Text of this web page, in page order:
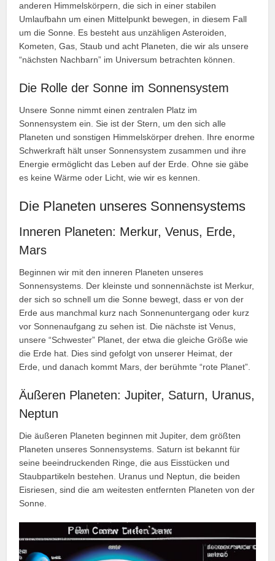
anderen Himmelskörpern, die sich in einer stabilen
Umlaufbahn um einen Mittelpunkt bewegen, in diesem Fall
um die Sonne. Es besteht aus unzähligen Asteroiden,
Kometen, Gas, Staub und acht Planeten, die wir als unsere
“nächsten Nachbarn” im Universum betrachten können.
Die Rolle der Sonne im Sonnensystem
Unsere Sonne nimmt einen zentralen Platz im
Sonnensystem ein. Sie ist der Stern, um den sich alle
Planeten und sonstigen Himmelskörper drehen. Ihre enorme
Schwerkraft hält unser Sonnensystem zusammen und ihre
Energie ermöglicht das Leben auf der Erde. Ohne sie gäbe
es keine Wärme oder Licht, wie wir es kennen.
Die Planeten unseres Sonnensystems
Inneren Planeten: Merkur, Venus, Erde,
Mars
Beginnen wir mit den inneren Planeten unseres
Sonnensystems. Der kleinste und sonnennächste ist Merkur,
der sich so schnell um die Sonne bewegt, dass er von der
Erde aus manchmal kurz nach Sonnenuntergang oder kurz
vor Sonnenaufgang zu sehen ist. Die nächste ist Venus,
unsere “Schwester” Planet, der etwa die gleiche Größe wie
die Erde hat. Dies sind gefolgt von unserer Heimat, der
Erde, und danach kommt Mars, der berühmte “rote Planet”.
Äußeren Planeten: Jupiter, Saturn, Uranus,
Neptun
Die äußeren Planeten beginnen mit Jupiter, dem größten
Planeten unseres Sonnensystems. Saturn ist bekannt für
seine beeindruckenden Ringe, die aus Eisstücken und
Staubpartikeln bestehen. Uranus und Neptun, die beiden
Eisriesen, sind die am weitesten entfernten Planeten von der
Sonne.